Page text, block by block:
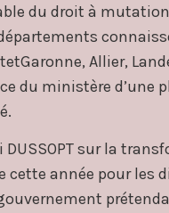
du droit à
Allier,
du ministère d’une
DUSSOPT sur la
cette année pour